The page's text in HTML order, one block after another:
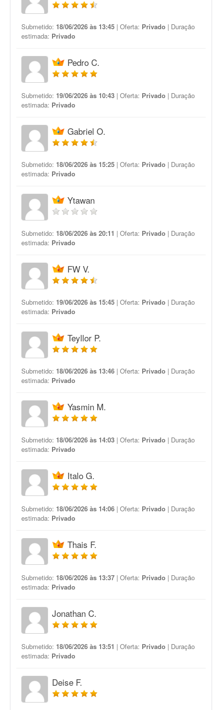
Submetido: 18/06/2026 às 13:45 | Oferta: Privado | Duração
estimada: Privado
Pedro C.
Submetido: 19/06/2026 às 10:43 | Oferta: Privado | Duração
estimada: Privado
Gabriel O.
Submetido: 18/06/2026 às 15:25 | Oferta: Privado | Duração
estimada: Privado
Ytawan
Submetido: 18/06/2026 às 20:11 | Oferta: Privado | Duração
estimada: Privado
FW V.
Submetido: 19/06/2026 às 15:45 | Oferta: Privado | Duração
estimada: Privado
Teyllor P.
Submetido: 18/06/2026 às 13:46 | Oferta: Privado | Duração
estimada: Privado
Yasmin M.
Submetido: 18/06/2026 às 14:03 | Oferta: Privado | Duração
estimada: Privado
Italo G.
Submetido: 18/06/2026 às 14:06 | Oferta: Privado | Duração
estimada: Privado
Thais F.
Submetido: 18/06/2026 às 13:37 | Oferta: Privado | Duração
estimada: Privado
Jonathan C.
Submetido: 18/06/2026 às 13:51 | Oferta: Privado | Duração
estimada: Privado
Deise F.